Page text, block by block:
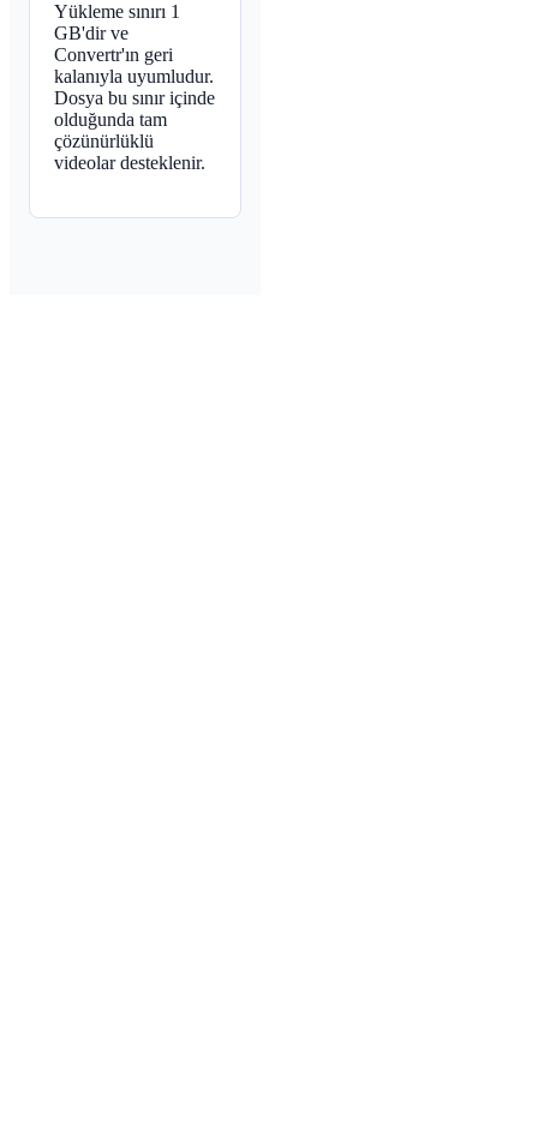
Yükleme sınırı 1
GB'dir ve
Convertr'ın geri
kalanıyla uyumludur.
Dosya bu sınır içinde
olduğunda tam
çözünürlüklü
videolar desteklenir.